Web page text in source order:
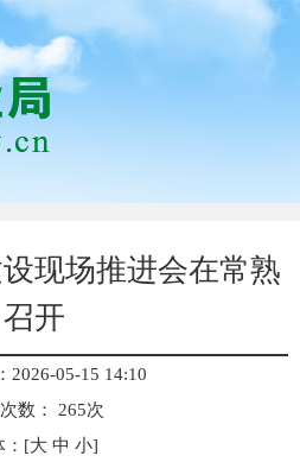
现场推进会在常熟
召开
2026-05-15 14:10
数：
265次
：[大 中 小]